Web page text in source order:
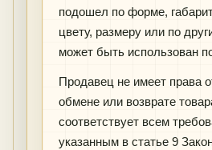
подошел по форме,
цвету, размеру или по
может быть использован
Продавец не имеет права
обмене или возврате
соответствует всем
указанным в статье 9